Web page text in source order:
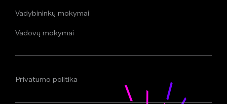
Vadybininkų mokymai
Vadovų mokymai
Privatumo politika